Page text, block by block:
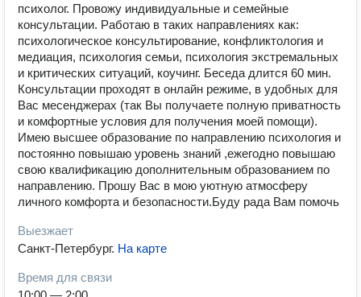
психолог. Провожу индивидуальные и семейные
консультации. Работаю в таких направлениях как:
психологическое консультирование, конфликтология и
медиация, психология семьи, психология экстремальных
и критических ситуаций, коучинг. Беседа длится 60 мин.
Консультации проходят в онлайн режиме, в удобных для
Вас месенджерах (так Вы получаете полную приватность
и комфортные условия для получения моей помощи).
Имею высшее образование по направлению психология и
постоянно повышаю уровень знаний ,ежегодно повышаю
свою квалификацию дополнительным образованием по
направлению. Прошу Вас в мою уютную атмосферу
личного комфорта и безопасности.Буду рада Вам помочь
Выезжает
Санкт-Петербург. На карте
Время для связи